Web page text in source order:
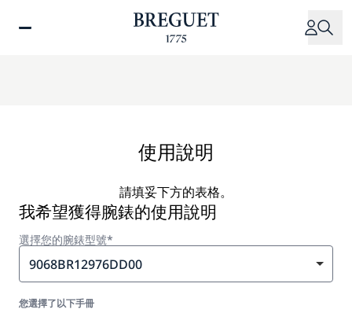
使用說明
請填妥下方的表格。
我希望獲得腕錶的使用說明
選擇您的腕錶型號*
9068BR12976DD00
您選擇了以下手冊